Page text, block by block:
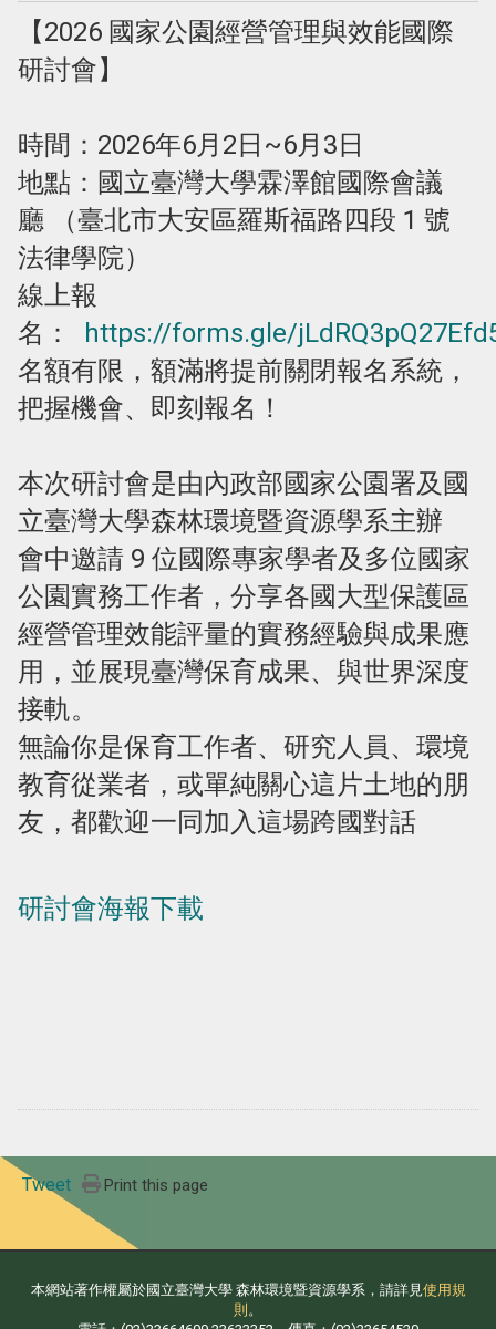
【2026 國家公園經營管理與效能國際
研討會】
時間：2026年6月2日~6月3日
地點：國立臺灣大學霖澤館國際會議
廳 （臺北市大安區羅斯福路四段 1 號
法律學院）
線上報
名：
https://forms.gle/
名額有限，額滿將提前關閉報名系統，
把握機會、即刻報名！
本次研討會是由內政部國家公園署及國
立臺灣大學森林環境暨資源學系主辦
會中邀請 9 位國際專家學者及多位國家
公園實務工作者，分享各國大型保護區
經營管理效能評量的實務經驗與成果應
用，並展現臺灣保育成果、與世界深度
接軌。
無論你是保育工作者、研究人員、環境
教育從業者，或單純關心這片土地的朋
友，都歡迎一同加入這場跨國對話
研討會海報下載
Tweet Print this page
本網站著作權屬於國立臺灣大學 森林環境暨資源學系，請詳見使用規
則 。